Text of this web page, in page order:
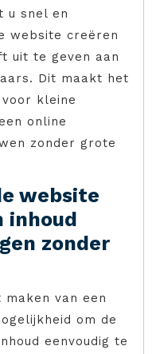
u snel en
website creëren
uit te geven aan
Dit maakt het
kleine
online
zonder grote
website
inhoud
zonder
van een
om de
eenvoudig te